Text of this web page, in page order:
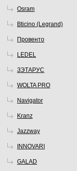
Osram
Bticino (Legrand)
Провенто
LEDEL
ЗЭТАРУС
WOLTA PRO
Navigator
Kranz
Jazzway
INNOVARI
GALAD